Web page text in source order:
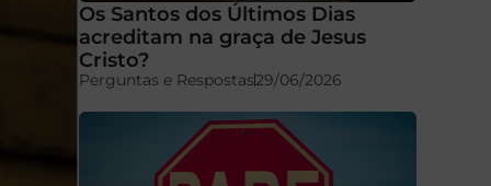
Os Santos dos Últimos Dias
acreditam na graça de Jesus
Cristo?
Perguntas e Respostas29/06/2026